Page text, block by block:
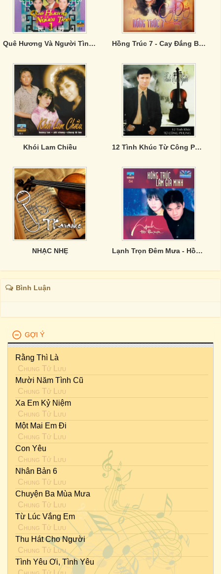
Quê Hương Và Người Tình 1 Hồng Trúc 7 - Cay Đắng Bờ Môi
Khói Lam Chiều 12 Tình Khúc Từ Công Phụng - Tuổi Xa Người
NHẠC NHẸ Lạnh Trọn Đêm Mưa - Hồng Trúc, Lâm Gia Minh
Bình Luận
GỢI Ý
Rằng Thì Là
Chung Tử Lưu
Mười Năm Tình Cũ
Chung Tử Lưu
Xa Em Kỷ Niệm
Chung Tử Lưu
Một Mai Em Đi
Chung Tử Lưu
Con Yêu
Chung Tử Lưu
Nhân Bản 6
Chung Tử Lưu
Chuyện Ba Mùa Mưa
Chung Tử Lưu
Từ Lúc Vắng Em
Chung Tử Lưu
Thu Hát Cho Người
Chung Tử Lưu
Tình Yêu Ơi, Tình Yêu